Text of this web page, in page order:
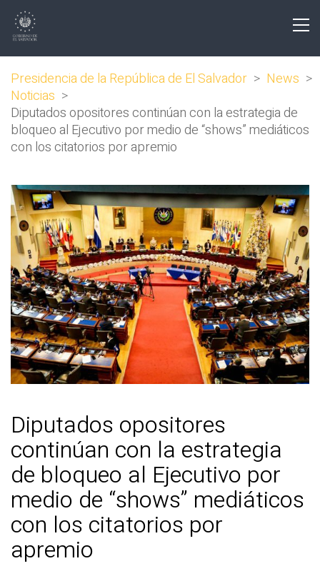
Presidencia de la República de El Salvador > News >
Noticias >
Diputados opositores continúan con la estrategia de
bloqueo al Ejecutivo por medio de “shows” mediáticos
con los citatorios por apremio
Diputados opositores
continúan con la estrategia
de bloqueo al Ejecutivo por
medio de “shows” mediáticos
con los citatorios por
apremio